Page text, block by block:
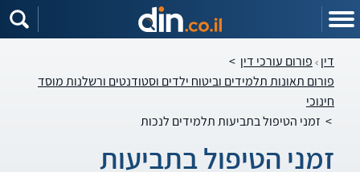
דין פורום עורכי דין >
פורום תאונות תלמידים וביטוח ילדים וסטודנטים ורשלנות מוסד
חינוכי
> זמני הטיפול בתביעות תלמידים לנכות
זמני הטיפול בתביעות